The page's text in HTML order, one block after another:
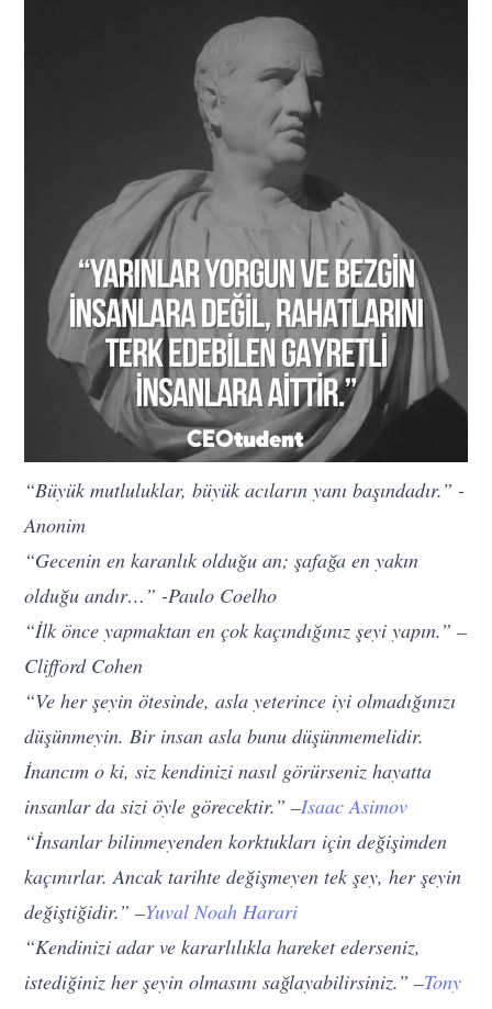
“Büyük mutluluklar, büyük acıların yanı başındadır.” -
Anonim
“Gecenin en karanlık olduğu an; şafağa en yakın
olduğu andır…” -Paulo Coelho
“İlk önce yapmaktan en çok kaçındığınız şeyi yapın.” –
Clifford Cohen
“Ve her şeyin ötesinde, asla yeterince iyi olmadığınızı
düşünmeyin. Bir insan asla bunu düşünmemelidir.
İnancım o ki, siz kendinizi nasıl görürseniz hayatta
insanlar da sizi öyle görecektir.” –Isaac Asimov
“İnsanlar bilinmeyenden korktukları için değişimden
kaçınırlar. Ancak tarihte değişmeyen tek şey, her şeyin
değiştiğidir.” –Yuval Noah Harari
“Kendinizi adar ve kararlılıkla hareket ederseniz,
istediğiniz her şeyin olmasını sağlayabilirsiniz.” –Tony